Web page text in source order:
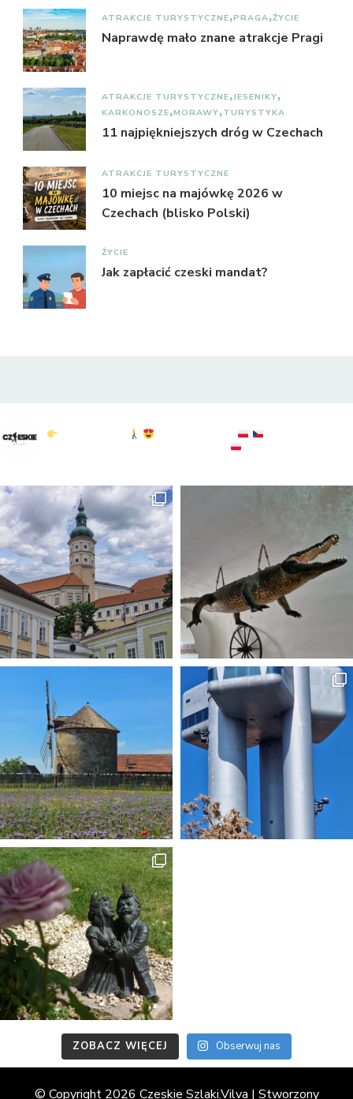
ATRAKCJE TURYSTYCZNE PRAGA ŻYCIE
Naprawdę mało znane atrakcje Pragi
ATRAKCJE TURYSTYCZNE JESENIKY
KARKONOSZE MORAWY TURYSTYKA
11 najpiękniejszych dróg w Czechach
ATRAKCJE TURYSTYCZNE
10 miejsc na majówkę 2026 w
Czechach (blisko Polski)
ŻYCIE
Jak zapłacić czeski mandat?
ZOBACZ WIĘCEJ Obserwuj nas
© Copyright 2026 Czeskie Szlaki.Vilva | Stworzony